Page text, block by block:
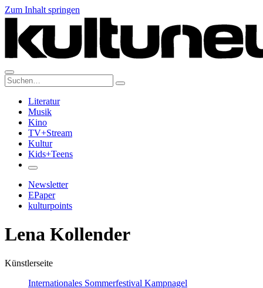
Zum Inhalt springen
Suche:
Literatur
Musik
Kino
TV+Stream
Kultur
Kids+Teens
Newsletter
EPaper
kulturpoints
Lena Kollender
Künstlerseite
Internationales Sommerfestival Kampnagel